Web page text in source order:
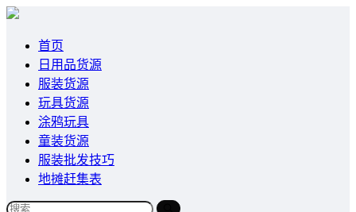
首页
日用品货源
服装货源
玩具货源
涂鸦玩具
童装货源
服装批发技巧
地摊赶集表